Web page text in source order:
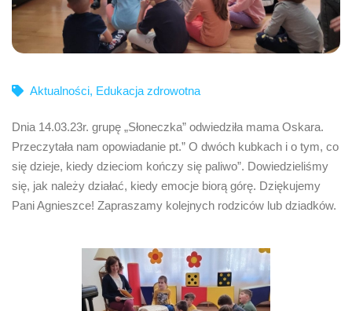
Aktualności, Edukacja zdrowotna
Dnia 14.03.23r. grupę „Słoneczka” odwiedziła mama Oskara.
Przeczytała nam opowiadanie pt.” O dwóch kubkach i o tym, co
się dzieje, kiedy dzieciom kończy się paliwo”. Dowiedzieliśmy
się, jak należy działać, kiedy emocje biorą górę. Dziękujemy
Pani Agnieszce! Zapraszamy kolejnych rodziców lub dziadków.